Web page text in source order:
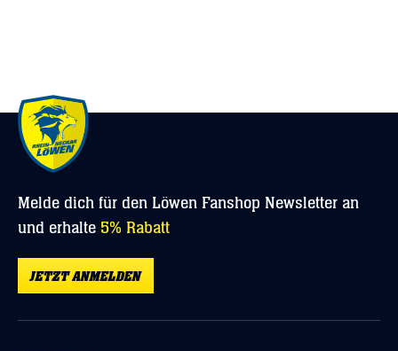
Nicht weichspülen
Melde dich für den Löwen Fanshop Newsletter an
und erhalte 5% Rabatt
JETZT ANMELDEN